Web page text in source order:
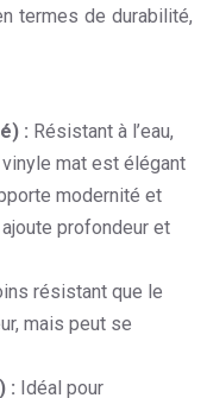
termes de durabilité,
: Résistant à l’eau,
mat est élégant
modernité et
profondeur et
résistant que le
mais peut se
: Idéal pour